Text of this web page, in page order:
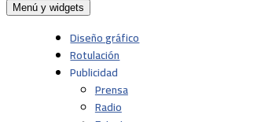
Abelaz
Agencia de publicidad de servicios plenos en
Pamplona, Navarra
Menú y widgets
Diseño gráfico
Rotulación
Publicidad
Prensa
Radio